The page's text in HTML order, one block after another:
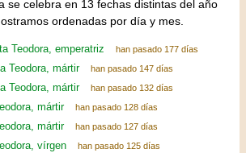
se celebra en 13 fechas distintas del año
ordenadas por día y mes.
Teodora, emperatriz han pasado 177 días
Teodora, mártir han pasado 147 días
Teodora, mártir han pasado 132 días
mártir han pasado 128 días
mártir han pasado 127 días
vírgen han pasado 125 días